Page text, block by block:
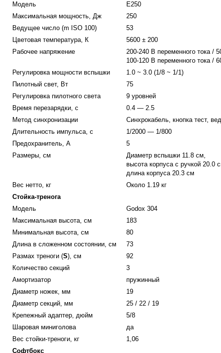
Модель
E250
Максимальная мощность, Дж
250
Ведущее число (m ISO 100)
53
Цветовая температура, К
5600 ± 200
Рабочее напряжение
200-240 В переменного тока /
100-120 В переменного тока /
Регулировка мощности вспышки
1.0 ~ 3.0 (1/8 ~ 1/1)
Пилотный свет, Вт
75
Регулировка пилотного света
9 уровней
Время перезарядки, с
0.4 — 2.5
Метод синхронизации
Синхрокабель, кнопка тест,
Длительность импульса, с
1/2000 — 1/800
Предохранитель, А
5
Размеры, см
Диаметр вспышки 11.8 см,
высота корпуса с ручкой 20.0
длина корпуса 20.3 см
Вес нетто, кг
Около 1.19 кг
Стойка-тренога
Модель
Godox 304
Максимальная высота, см
183
Минимальная высота, см
80
Длина в сложенном состоянии, см
73
Размах треноги (S), см
92
Количество секций
3
Амортизатор
пружинный
Диаметр ножек, мм
19
Диаметр секций, мм
25 / 22 / 19
Крепежный адаптер, дюйм
5/8
Шаровая миниголова
да
Вес стойки-треноги, кг
1,06
Софтбокс